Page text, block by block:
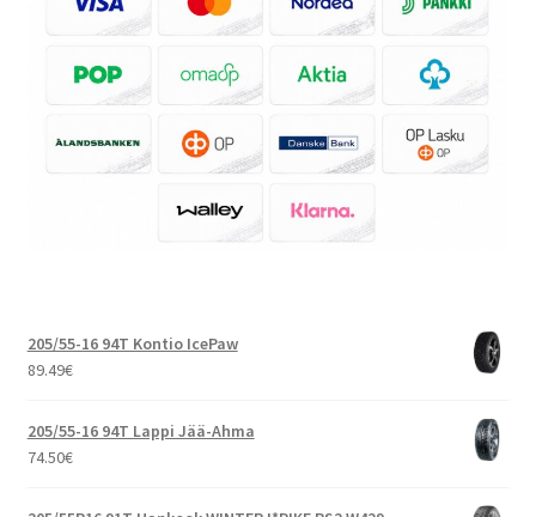
205/55-16 94T Kontio IcePaw
89.49€
205/55-16 94T Lappi Jää-Ahma
74.50€